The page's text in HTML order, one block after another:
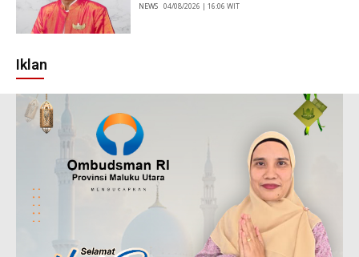
NEWS 04/08/2026 | 16:06 WIT
Iklan